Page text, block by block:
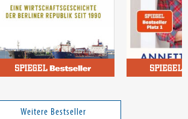
Trügerischer Wohlstand
Weitere Bestseller